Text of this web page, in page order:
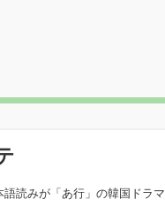
語読みが「あ行」の韓国ドラマ